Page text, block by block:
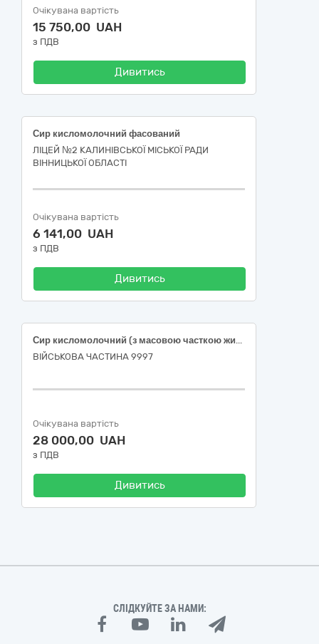
Очікувана вартість
15 750,00 UAH
з ПДВ
Дивитись
Сир кисломолочний фасований
ЛІЦЕЙ №2 КАЛИНІВСЬКОЇ МІСЬКОЇ РАДИ
ВІННИЦЬКОЇ ОБЛАСТІ
Очікувана вартість
6 141,00 UAH
з ПДВ
Дивитись
Сир кисломолочний (з масовою часткою жиру 9 %) ДСТУ 4554:2006
ВІЙСЬКОВА ЧАСТИНА 9997
Очікувана вартість
28 000,00 UAH
з ПДВ
Дивитись
СЛІДКУЙТЕ ЗА НАМИ: